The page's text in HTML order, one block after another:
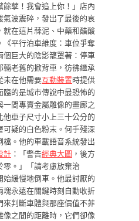
孽！我會追上你！」店內
波震碎，發出了最後的哀
就在這片蒜泥、中藥和醋酸
《平行泊車維度：車位爭奪
個巨大的陰影籠罩著：停車
輛老舊的掀背車，彷彿繼承
未在他需要互動裝置時提供
的是城市傳說中最恐怖的
間專賣金屬雕像的畫廊之
他車子尺寸小上三十公分的
可疑的白色粉末。何手殘深
檔。他的車載語音系統發出
計 ：「警告經典大圖 ，後方
零。」「請考慮放棄治
緩慢地倒車。他最討厭的
塊永遠在關鍵時刻自動收折
來判斷車體與那座價值不菲
像之間的距離時，它們卻像